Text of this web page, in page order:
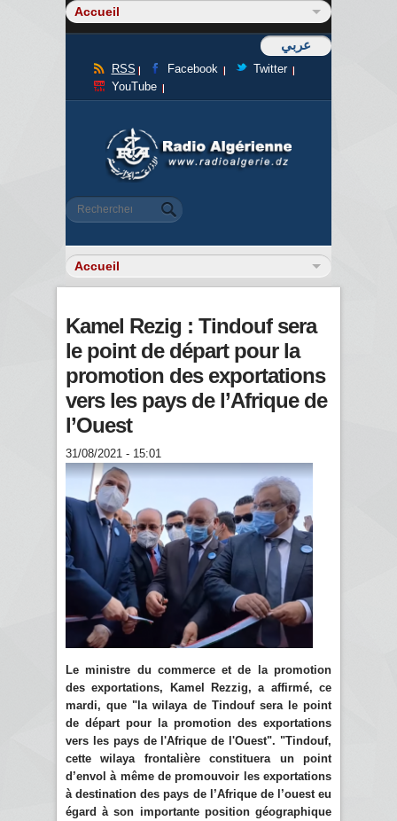
عربي
RSS Facebook
Twitter
YouTube
Formulaire de recherche
Rechercher
Kamel Rezig : Tindouf sera
le point de départ pour la
promotion des exportations
vers les pays de l’Afrique de
l’Ouest
31/08/2021 - 15:01
Le ministre du commerce et de la promotion
des exportations, Kamel Rezzig, a affirmé, ce
mardi, que "la wilaya de Tindouf sera le point
de départ pour la promotion des exportations
vers les pays de l'Afrique de l'Ouest". "Tindouf,
cette wilaya frontalière constituera un point
d’envol à même de promouvoir les exportations
à destination des pays de l’Afrique de l’ouest eu
égard à son importante position géographique